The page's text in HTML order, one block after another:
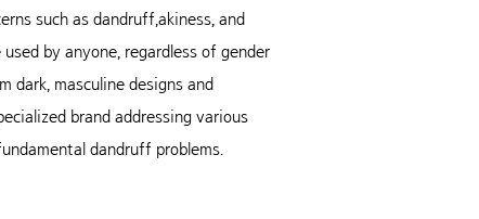
such as dandruff,akiness, and
by anyone, regardless of gender
dark, masculine designs and
brand addressing various
dandruff problems.